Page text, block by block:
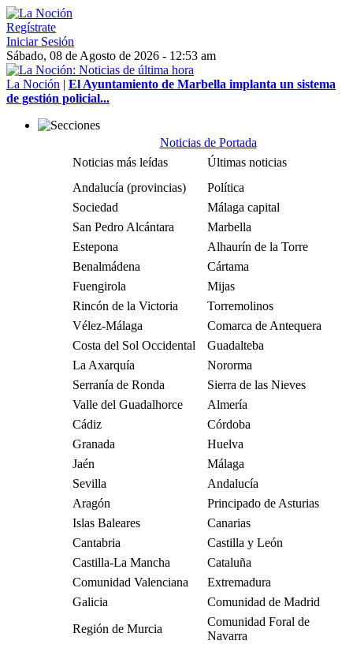
Regístrate
Iniciar Sesión
Sábado, 08 de Agosto de 2026 - 12:53 am
La Noción | El Ayuntamiento de Marbella implanta un sistema
de gestión policial...
Noticias de Portada
Noticias más leídas
Últimas noticias
Andalucía (provincias)
Política
Sociedad
Málaga capital
San Pedro Alcántara
Marbella
Estepona
Alhaurín de la Torre
Benalmádena
Cártama
Fuengirola
Mijas
Rincón de la Victoria
Torremolinos
Vélez-Málaga
Comarca de Antequera
Costa del Sol Occidental
Guadalteba
La Axarquía
Nororma
Serranía de Ronda
Sierra de las Nieves
Valle del Guadalhorce
Almería
Cádiz
Córdoba
Granada
Huelva
Jaén
Málaga
Sevilla
Andalucía
Aragón
Principado de Asturias
Islas Baleares
Canarias
Cantabria
Castilla y León
Castilla-La Mancha
Cataluña
Comunidad Valenciana
Extremadura
Galicia
Comunidad de Madrid
Región de Murcia
Comunidad Foral de
Navarra